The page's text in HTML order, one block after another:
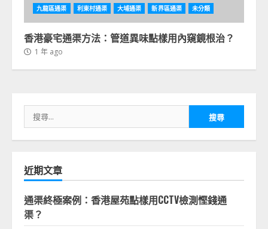
九龍區通渠 利東村通渠 大埔通渠 新界區通渠 未分類
香港豪宅通渠方法：管道異味點樣用內窺鏡根治？
1 年 ago
尋
關
字:
近期文章
通渠終極案例：香港屋苑點樣用CCTV檢測慳錢通
渠？